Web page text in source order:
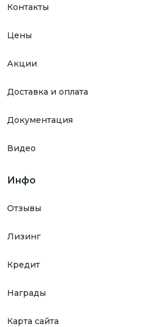
Контакты
Цены
Акции
Доставка и оплата
Документация
Видео
Инфо
Отзывы
Лизинг
Кредит
Награды
Карта сайта